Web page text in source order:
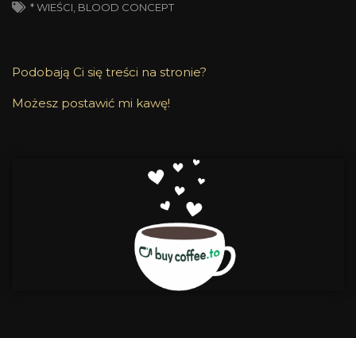
* WIEŚCI, BLOOD CONCEPT
Podobają Ci się treści na stronie?
Możesz postawić mi kawę!